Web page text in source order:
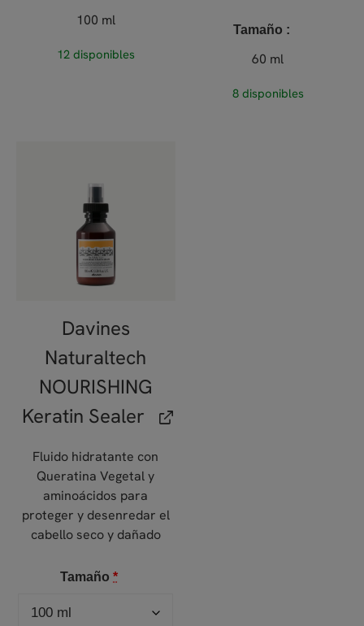
100 ml
12 disponibles
Tamaño
60 ml
8 disponibles
Davines
Naturaltech
NOURISHING
Keratin Sealer
Fluido hidratante con
Queratina Vegetal y
aminoácidos para
proteger y desenredar el
cabello seco y dañado
Tamaño *